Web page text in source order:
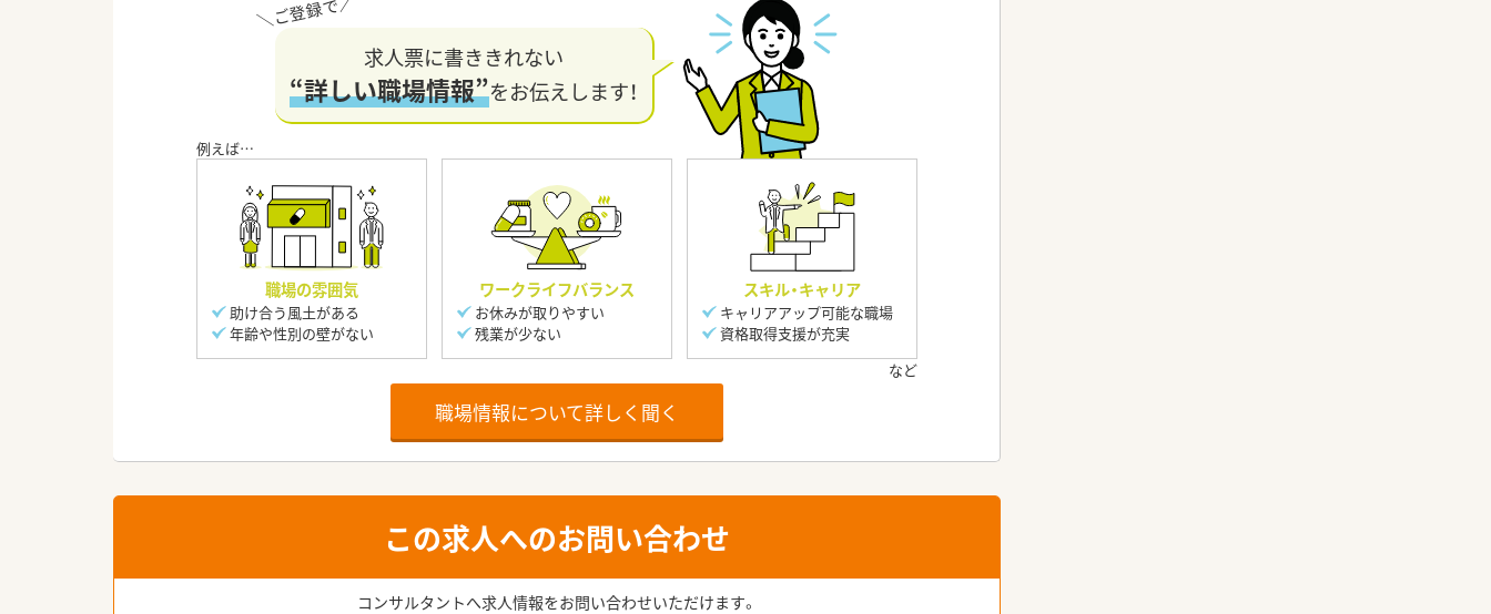
求人票に書ききれない
“詳しい職場情報”をお伝えします！
職場の雰囲気
助け合う風土がある
年齢や性別の壁がない
ワークライフバランス
お休みが取りやすい
残業が少ない
スキル・キャリア
キャリアアップ可能な職場
資格取得支援が充実
職場情報について詳しく聞く
この求人へのお問い合わせ
コンサルタントへ求人情報をお問い合わせいただけます。